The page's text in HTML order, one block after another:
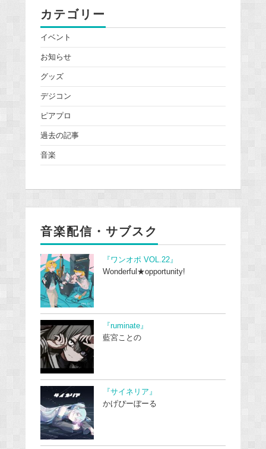
カテゴリー
イベント
お知らせ
グッズ
デジコン
ピアプロ
過去の記事
音楽
音楽配信・サブスク
『ワンオポ VOL.22』
Wonderful★opportunity!
『ruminate』
藍宮ことの
『サイネリア』
かげぴーぼーる